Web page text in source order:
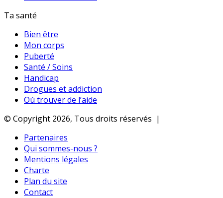
Ta santé
Bien être
Mon corps
Puberté
Santé / Soins
Handicap
Drogues et addiction
Où trouver de l’aide
© Copyright 2026, Tous droits réservés |
Partenaires
Qui sommes-nous ?
Mentions légales
Charte
Plan du site
Contact